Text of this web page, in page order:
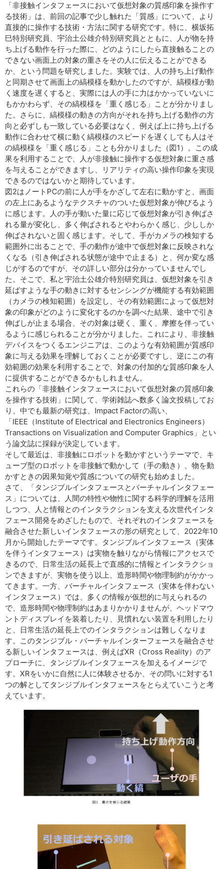
「非接触インタフェースにおいて仮想対象の質感印象を操作す
る技術」は、前回の記事で少し触れた「質感」について、より
直接的に操作する技術・方法に関する研究です。特に、横坂拓
巳特別研究員、宇治土公雄介特別研究員とともに、人が物を持
ち上げる動作を行った際に、どのようにしたら直接触ることの
できない画面上の対象の重さをその人に伝えることができる
か、という問題を研究しました。実験では、人の持ち上げ動作
と同期させて画面上の縞模様を動かしたのですが、縞模様が動
く速度を遅くすると、実際には人の手に力はかかっていないに
もかかわらず、その縞模様を「重く感じる」ことが分かりまし
た。さらに、縞模様の動きの方向がそれを持ち上げる動作の方
向と必ずしも一致している必要はなく、例えば上に持ち上げる
動作に合わせて横に動く縞模様のスピードを遅くしても人はそ
の縞模様を「重く感じる」ことも分かりました（図1）。この成
果を利用することで、人が非接触に操作する仮想対象に重さ感
を与えることができますし、リアリティの高い操作印象を実現
できるのではないかと期待しています。
図2はノートPCの前に人が手をかざして左右に動かすと、画面
の左上にあるようなテクスチャのついた仮想対象が伸びるよう
に感じます。人の手が動いた量に応じて仮想対象が引き伸ばさ
れる量が変化し、多く伸ばされるとやわらかく感じ、少ししか
伸ばされないと固く感じます。そして、手がカメラの検知する
範囲外に出ることで、手の動作が途中で仮想対象に反映されな
くなる（引き伸ばされる状態が途中で止まる）と、何か変な感
じがするのですが、その詳しい部分は分かっていませんでし
た。そこで、私と宇治土公雄介特別研究員は、仮想対象を引き
延ばすような手の動きに対するセンシングが機能する有効範囲
（カメラの検知範囲）を設定し、その有効範囲によって仮想対
象の印象がどのように変化するのかを調べた結果、途中で引き
伸ばしが止まる場合、その対象は硬く、重く、摩擦を伴ってい
るように感じられることが分かりました。これにより、非接触
デバイスをつくるエンジニアは、このような有効範囲が質感印
象に与える効果を理解しておくことが必要ですし、逆にこの有
効範囲の効果を利用することで、対象の付加的な質感印象を人
に提供することができるかもしれません。
これらの「非接触インタフェースにおいて仮想対象の質感印象
を操作する技術」に関して、学術雑誌へ数多く論文投稿してお
り、中でも最新の研究は、Impact Factorの高い、
「IEEE（Institute of Electrical and Electronics Engineers）
Transactions on Visualization and Computer Graphics」とい
う論文誌に採録が決定しています。
そして最近は、非接触にロボットを動かすというテーマで、キ
ューブ型のロボットを非接触で動かして（手の動き）、物を動
かすときの因果知覚や質感についての研究も始めました。
さて、「タンジブルインタフェースとバーチャルインタフェー
ス」については、人間の特性や物性に関する科学的理解を活用
しつつ、人と情報とのインタラクションを支える次世代インタ
フェース開発をめざしたもので、それぞれのインタフェースを
融合させた新しいインタフェースの形の研究として、2022年10
月から開始したテーマです。タンジブルインタフェース（実体
を伴うインタフェース）は実物を触りながら情報にアクセスで
きるので、日常生活の延長上で直感的に情報とインタラクショ
ンできますが、実物を使う以上、造形時間や物理制約がかかっ
てきます。一方、バーチャルインタフェース（実体を伴わない
インタフェース）では、多くの情報が仮想的に与えられるの
で、造形時間や物理制約はあまりかかりませんが、ヘッドマウ
ントディスプレイを装着したり、見慣れない装置を利用したり
と、日常生活の延長上でのインタラクションは難しくなりま
す。このタンジブル・バーチャルインターフェースを融合させ
る新しいインタフェースは、例えばXR（Cross Reality）のア
プローチに、タンジブルインタフェースを加えるイメージで
す。XRをいかに自然に人に体験させるか、その問いに対する1
つの解としてタンジブルインタフェースをとらえていこうと考
えています。